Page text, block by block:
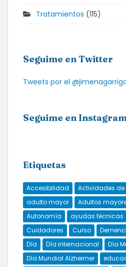
Tratamientos (115)
Seguime en Twitter
Tweets por el
Seguime en
Etiquetas
Accesibilidad
Actividades
adulto mayor
Adultos
Autonomía
ayudas técnicas
Cuidadores
Curso
Día
Día internacional
Día
Día Mundial Alzheimer